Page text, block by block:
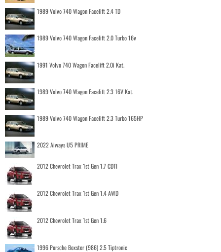
1989 Volvo 740 Wagon Facelift 2.4 TD
1989 Volvo 740 Wagon Facelift 2.0 Turbo 16v
1991 Volvo 740 Wagon Facelift 2.0i Kat.
1989 Volvo 740 Wagon Facelift 2.3 16V Kat.
1989 Volvo 740 Wagon Facelift 2.3 Turbo 165HP
2022 Aiways U5 PRIME
2012 Chevrolet Trax 1st Gen 1.7 CDTI
2012 Chevrolet Trax 1st Gen 1.4 AWD
2012 Chevrolet Trax 1st Gen 1.6
1996 Porsche Boxster (986) 2.5 Tiptronic